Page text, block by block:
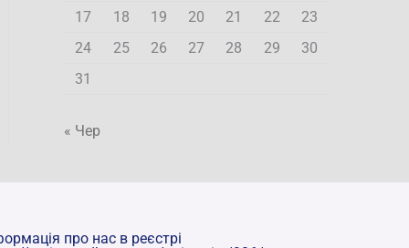
17
18 19 20 21 22
23
24
25 26 27 28 29
30
31
« Чер
про нас в реєстрі